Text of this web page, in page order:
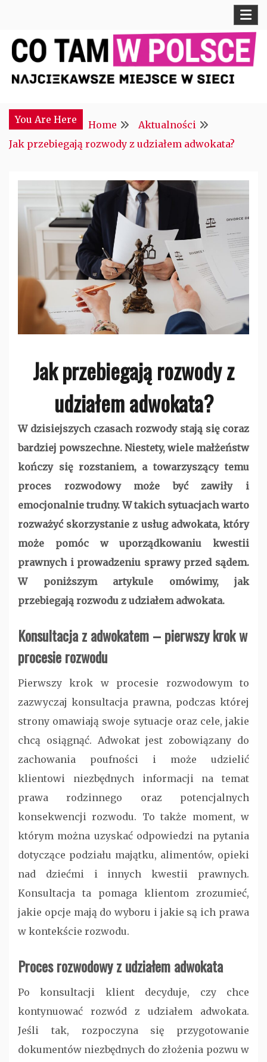
content
CTM POLONIA
You Are Here
Home
Aktualności
Jak przebiegają rozwody z udziałem adwokata?
Jak przebiegają rozwody z
udziałem adwokata?
W dzisiejszych czasach rozwody stają się coraz
bardziej powszechne. Niestety, wiele małżeństw
kończy się rozstaniem, a towarzyszący temu
proces rozwodowy może być zawiły i
emocjonalnie trudny. W takich sytuacjach warto
rozważyć skorzystanie z usług adwokata, który
może pomóc w uporządkowaniu kwestii
prawnych i prowadzeniu sprawy przed sądem.
W poniższym artykule omówimy, jak
przebiegają rozwodu z udziałem adwokata.
Konsultacja z adwokatem – pierwszy krok w
procesie rozwodu
Pierwszy krok w procesie rozwodowym to
zazwyczaj konsultacja prawna, podczas której
strony omawiają swoje sytuacje oraz cele, jakie
chcą osiągnąć. Adwokat jest zobowiązany do
zachowania poufności i może udzielić
klientowi niezbędnych informacji na temat
prawa rodzinnego oraz potencjalnych
konsekwencji rozwodu. To także moment, w
którym można uzyskać odpowiedzi na pytania
dotyczące podziału majątku, alimentów, opieki
nad dziećmi i innych kwestii prawnych.
Konsultacja ta pomaga klientom zrozumieć,
jakie opcje mają do wyboru i jakie są ich prawa
w kontekście rozwodu.
Proces rozwodowy z udziałem adwokata
Po konsultacji klient decyduje, czy chce
kontynuować rozwód z udziałem adwokata.
Jeśli tak, rozpoczyna się przygotowanie
dokumentów niezbędnych do złożenia pozwu w